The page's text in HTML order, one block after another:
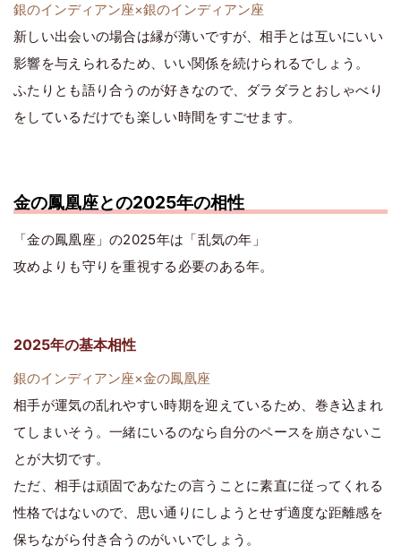
銀のインディアン座×銀のインディアン座
新しい出会いの場合は縁が薄いですが、相手とは互いにいい
影響を与えられるため、いい関係を続けられるでしょう。
ふたりとも語り合うのが好きなので、ダラダラとおしゃべり
をしているだけでも楽しい時間をすごせます。
金の鳳凰座との2025年の相性
「金の鳳凰座」の2025年は「乱気の年」
攻めよりも守りを重視する必要のある年。
2025年の基本相性
銀のインディアン座×金の鳳凰座
相手が運気の乱れやすい時期を迎えているため、巻き込まれ
てしまいそう。一緒にいるのなら自分のペースを崩さないこ
とが大切です。
ただ、相手は頑固であなたの言うことに素直に従ってくれる
性格ではないので、思い通りにしようとせず適度な距離感を
保ちながら付き合うのがいいでしょう。